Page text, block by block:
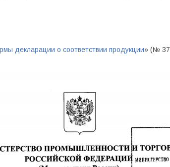
декларации о соответствии продукции» (№